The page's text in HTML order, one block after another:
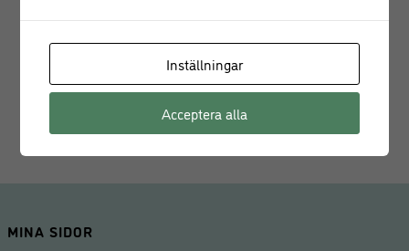
släppmedel (E470b, E553b, E555), salt. Kan innehålla spår
av nötter. *”E122*, E124*: Kan vara udda aktivitet och
uppmärksamhet hos barn”.
MINA SIDOR
Inställningar
Acceptera alla